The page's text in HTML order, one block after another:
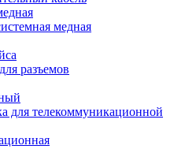
медная
разъемов
для телекоммуникационной